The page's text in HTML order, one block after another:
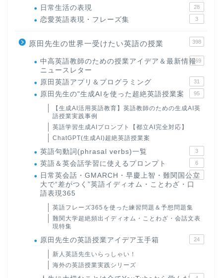
日常生活の表現 28
恋愛英語表現・フレーズ集 3
原田先生の世界一受けたい英語の授業 398
中高英語教師のための授業アイデア＆最新情報
ニュースレター
169
原田英語アプリ＆プログラミング 31
原田先生の"生成AIを使った超絶英語授業案 95
【生成AI活用英語教育】英語教師のための生成AI英
語授業実践事例
英語学習生成AIプロンプト【都立AI完全対応】
ChatGPT(生成AI)超絶英語授業案
英語句動詞(phrasal verbs)一覧 3
英語＆英会話学習に使えるプロンプト 6
日常英会話・GMARCH・早慶上智・難関国公立
大で“差がつく”英語イディオム・ことわざ・口
語表現365
22
英語フレーズ365を使った練習問題＆予想問題集
難関大学超絶頻出イディオム・ことわざ・会話文表
現特集
原田先生の英語授業アイデア玉手箱 24
新人英語先生いらっしゃい！
海外の英語授業実践シリーズ